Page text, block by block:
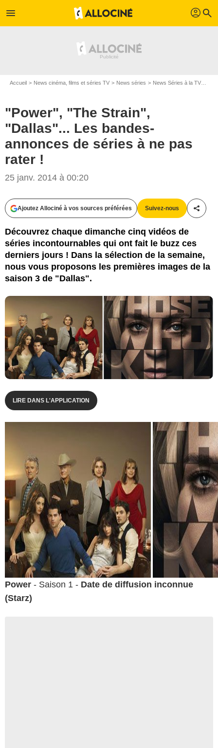
menu profil search
Accueil News cinéma, films et séries TV News séries News Séries à la TV
"Power", "The Strain",
"Dallas"... Les bandes-
annonces de séries à ne pas
rater !
25 janv. 2014 à 00:20
Ajoutez Allociné à vos sources préférées Suivez-nous
Découvrez chaque dimanche cinq vidéos de
séries incontournables qui ont fait le buzz ces
derniers jours ! Dans la sélection de la semaine,
nous vous proposons les premières images de la
saison 3 de "Dallas".
LIRE DANS L'APPLICATION
Power - Saison 1 - Date de diffusion inconnue
(Starz)